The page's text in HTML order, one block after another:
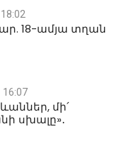
18:02
18-ամյա տղան
16:07
մի՛
սխալը»․